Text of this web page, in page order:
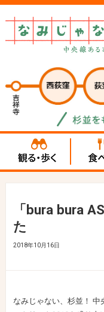
「bura bura
た
2018年10月16日
なみじゃない、杉並！ 中